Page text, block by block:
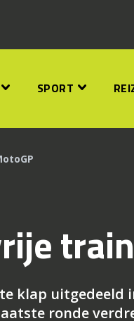
SPORT
klap
ronde